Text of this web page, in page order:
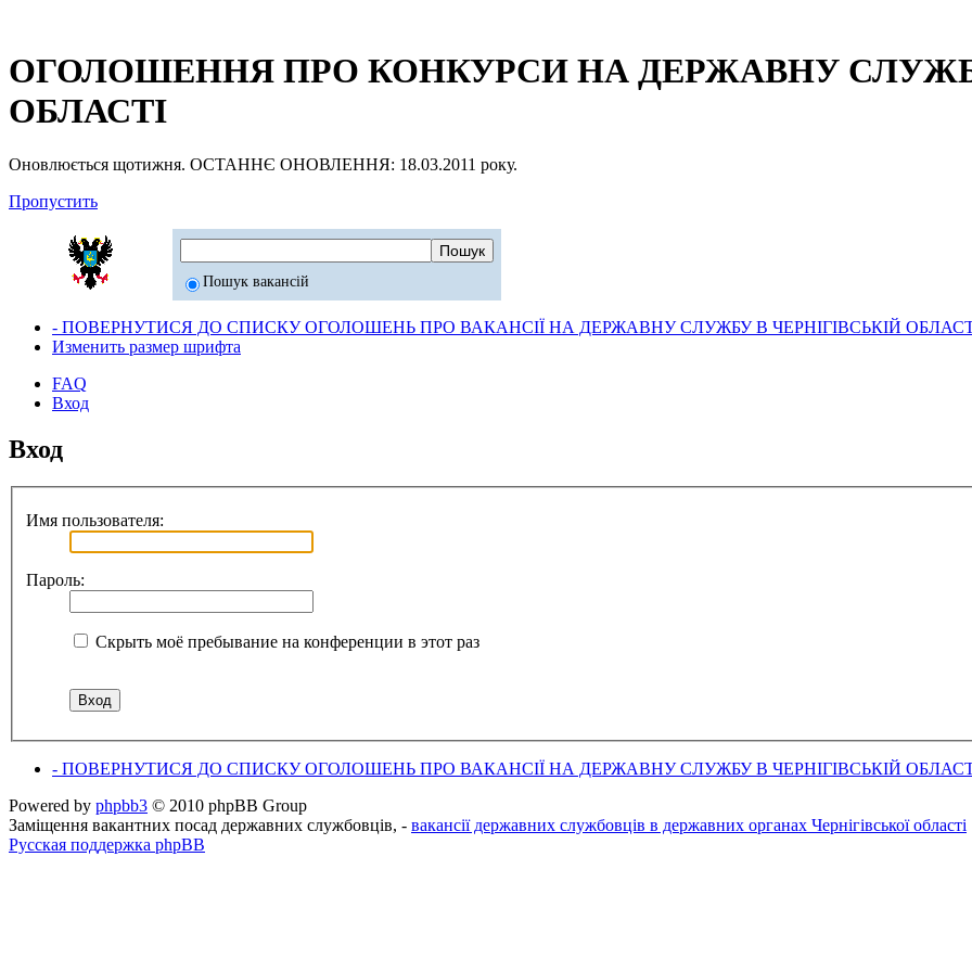
ОГОЛОШЕННЯ ПРО КОНКУРСИ НА ДЕРЖАВНУ
ОБЛАСТІ
Оновлюється щотижня. ОСТАННЄ ОНОВЛЕННЯ: 18.03.2011 року.
Пропустить
Пошук вакансій
- ПОВЕРНУТИСЯ ДО СПИСКУ ОГОЛОШЕНЬ ПРО ВАКАНСІЇ НА ДЕРЖАВНУ СЛУЖБУ В ЧЕРНІГІВСЬКІЙ
Изменить размер шрифта
FAQ
Вход
Вход
Имя пользователя:
Пароль:
Скрыть моё пребывание на конференции в этот раз
- ПОВЕРНУТИСЯ ДО СПИСКУ ОГОЛОШЕНЬ ПРО ВАКАНСІЇ НА ДЕРЖАВНУ СЛУЖБУ В ЧЕРНІГІВСЬКІЙ
Powered by phpbb3 © 2010 phpBB Group
Заміщення вакантних посад державних службовців, - вакансії державних службовців в державних органах Чернігівської області
Русская поддержка phpBB